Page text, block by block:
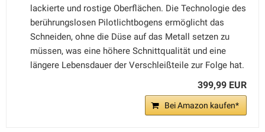
lackierte und rostige Oberflächen. Die Technologie des
berührungslosen Pilotlichtbogens ermöglicht das
Schneiden, ohne die Düse auf das Metall setzen zu
müssen, was eine höhere Schnittqualität und eine
längere Lebensdauer der Verschleißteile zur Folge hat.
399,99 EUR
Bei Amazon kaufen*